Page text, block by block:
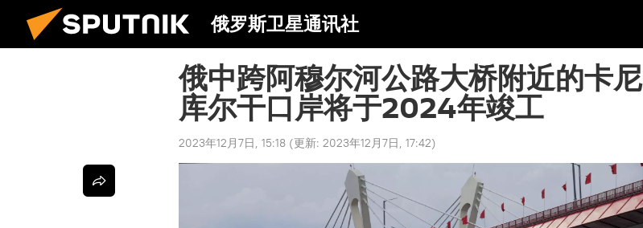
俄罗斯卫星通讯社
俄中跨阿穆尔河公路大桥附近的卡尼
库尔干口岸将于2024年竣工
2023年12月7日, 15:18 (更新: 2023年12月7日, 17:42)